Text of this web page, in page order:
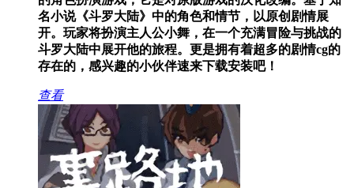
名小说《斗罗大陆》中的角色和情节，以原创剧情展
开。玩家将扮演主人公小舞，在一个充满冒险与挑战的
斗罗大陆中展开他的旅程。更是拥有着超多的剧情cg的
存在的，感兴趣的小伙伴速来下载安装吧！
查看